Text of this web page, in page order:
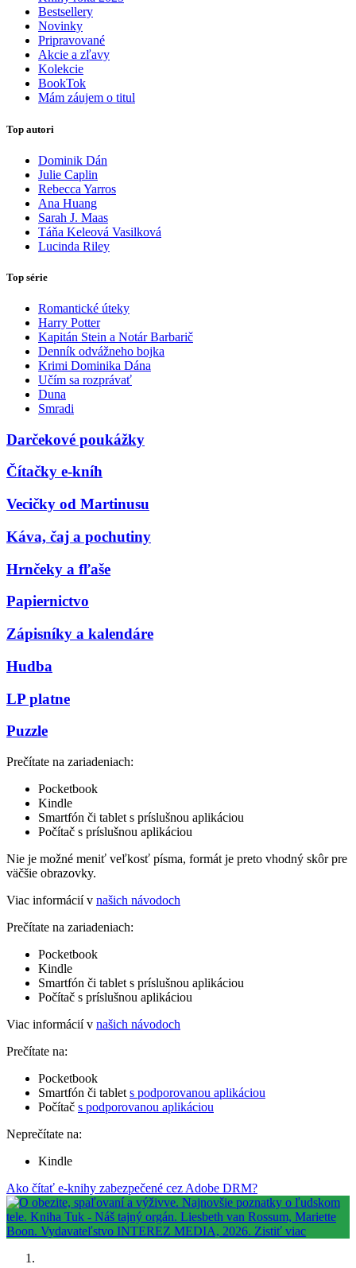
Bestsellery
Novinky
Pripravované
Akcie a zľavy
Kolekcie
BookTok
Mám záujem o titul
Top autori
Dominik Dán
Julie Caplin
Rebecca Yarros
Ana Huang
Sarah J. Maas
Táňa Keleová Vasilková
Lucinda Riley
Top série
Romantické úteky
Harry Potter
Kapitán Stein a Notár Barbarič
Denník odvážneho bojka
Krimi Dominika Dána
Učím sa rozprávať
Duna
Smradi
Darčekové poukážky
Čítačky e-kníh
Vecičky od Martinusu
Káva, čaj a pochutiny
Hrnčeky a fľaše
Papiernictvo
Zápisníky a kalendáre
Hudba
LP platne
Puzzle
Prečítate na zariadeniach:
Pocketbook
Kindle
Smartfón či tablet s príslušnou aplikáciou
Počítač s príslušnou aplikáciou
Nie je možné meniť veľkosť písma, formát je preto vhodný skôr pre
väčšie obrazovky.
Viac informácií v našich návodoch
Prečítate na zariadeniach:
Pocketbook
Kindle
Smartfón či tablet s príslušnou aplikáciou
Počítač s príslušnou aplikáciou
Viac informácií v našich návodoch
Prečítate na:
Pocketbook
Smartfón či tablet s podporovanou aplikáciou
Počítač s podporovanou aplikáciou
Neprečítate na:
Kindle
Ako čítať e-knihy zabezpečené cez Adobe DRM?